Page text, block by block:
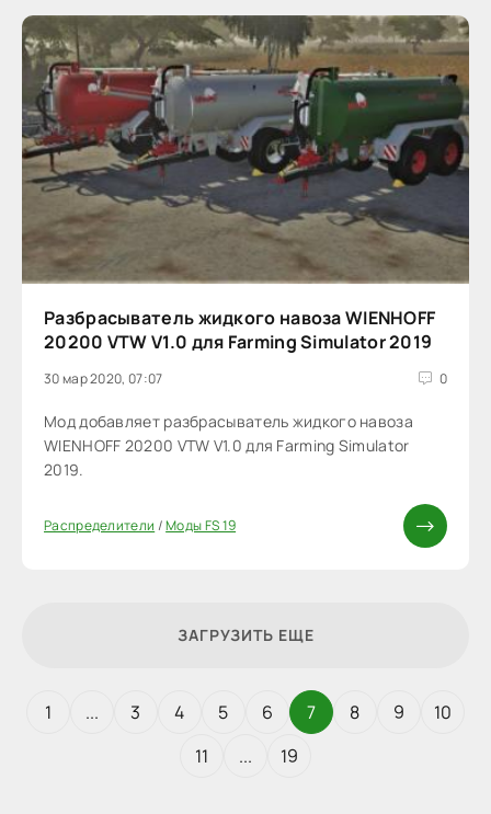
Разбрасыватель жидкого навоза WIENHOFF
20200 VTW V1.0 для Farming Simulator 2019
30 мар 2020, 07:07 0
Мод добавляет разбрасыватель жидкого навоза
WIENHOFF 20200 VTW V1.0 для Farming Simulator
2019.
Распределители /Моды FS 19
ЗАГРУЗИТЬ ЕЩЕ
1 ... 3 4 5 6 7 8 9
10
11
... 19